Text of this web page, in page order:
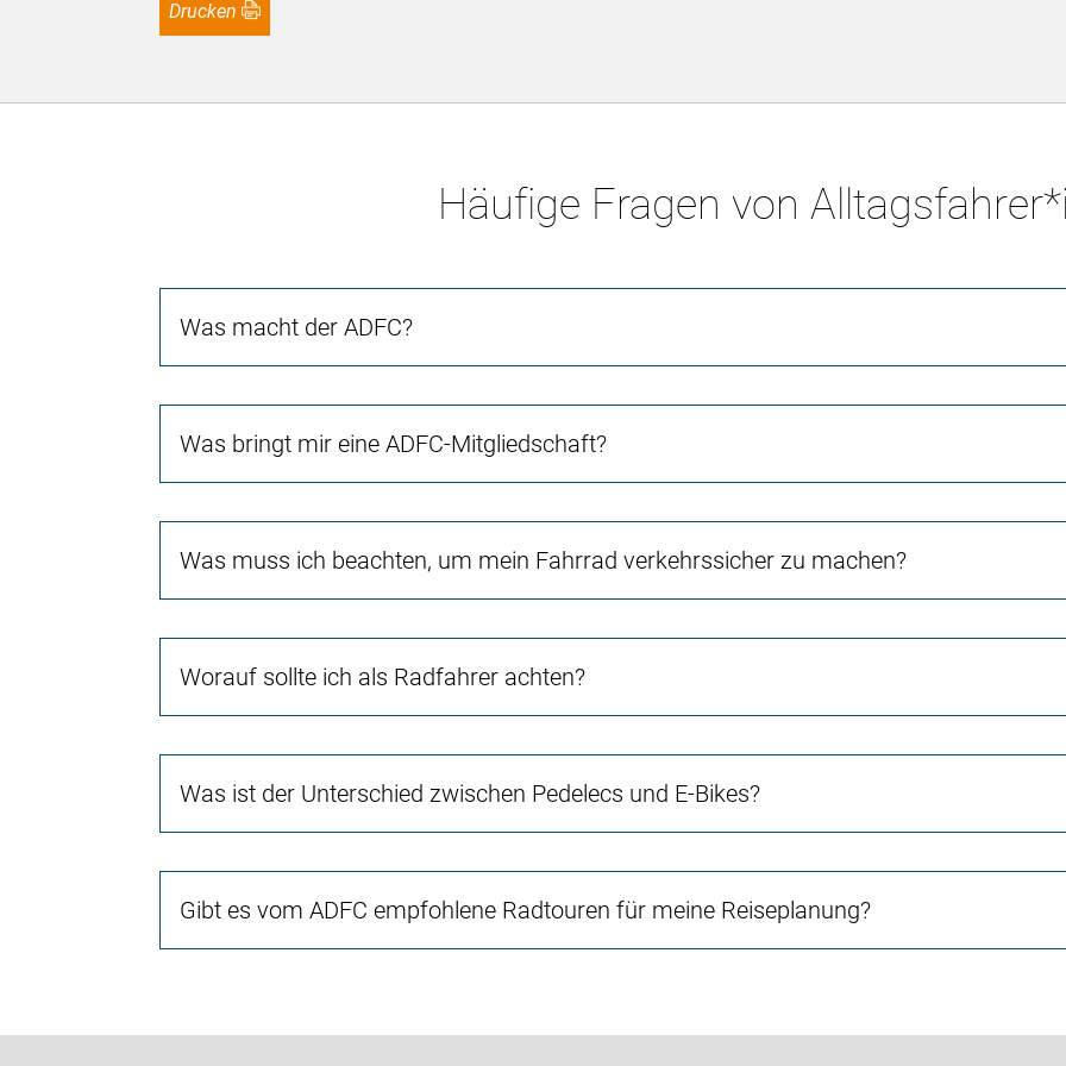
Drucken
Häufige Fragen von
Was macht der ADFC?
Was bringt mir eine ADFC-Mitgliedschaft?
Was muss ich beachten, um mein Fahrrad verkehrssicher zu machen?
Worauf sollte ich als Radfahrer achten?
Was ist der Unterschied zwischen Pedelecs und E-Bikes?
Gibt es vom ADFC empfohlene Radtouren für meine Reiseplanung?